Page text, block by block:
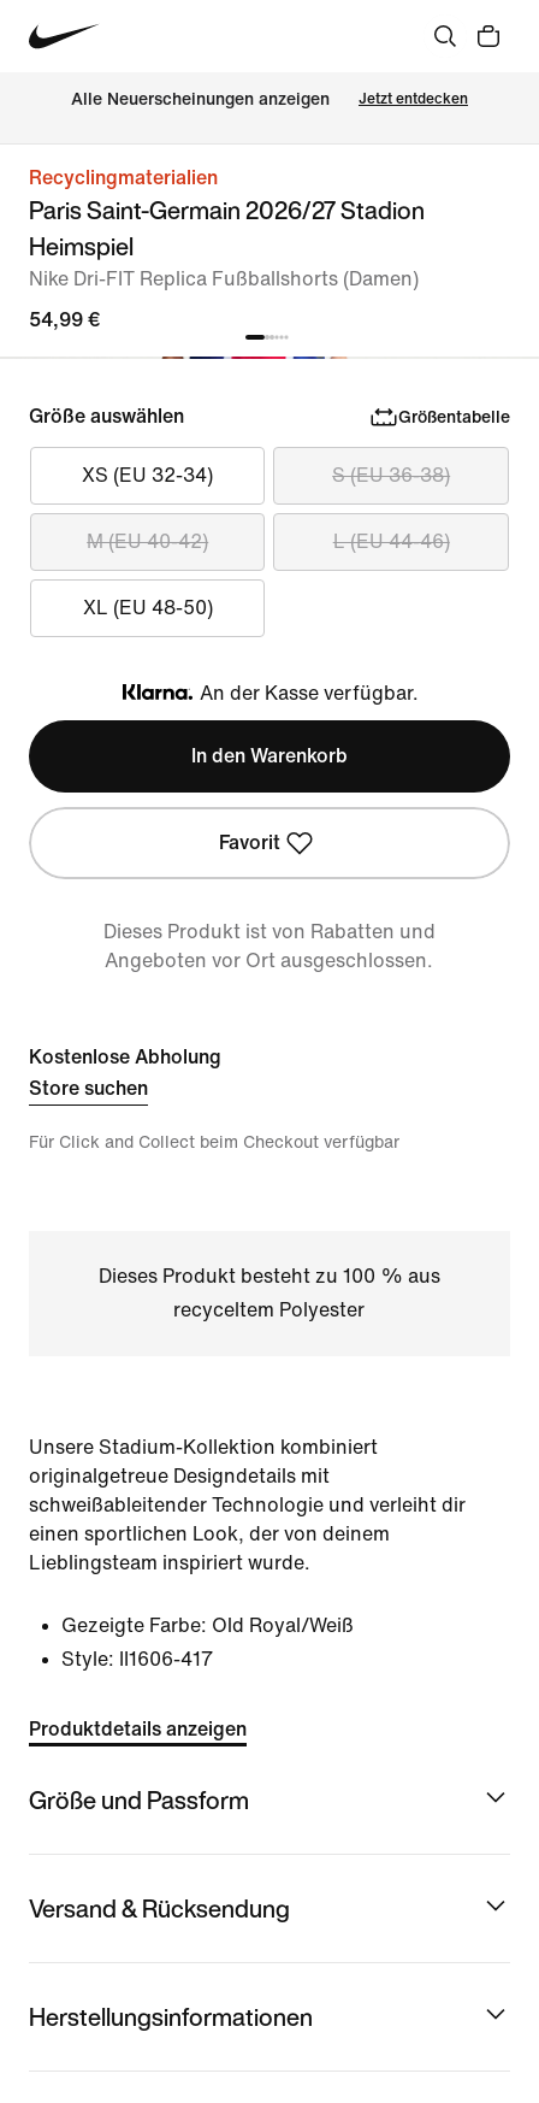
Alle Neuerscheinungen anzeigen Jetzt entdecken
Recyclingmaterialien
Paris Saint-Germain 2026/27 Stadion
Heimspiel
Nike Dri-FIT Replica Fußballshorts (Damen)
54,99 €
Größe auswählen Größentabelle
XS (EU 32-34) S (EU 36-38)
M (EU 40-42) L (EU 44-46)
XL (EU 48-50)
Klarna
An der Kasse verfügbar.
In den Warenkorb
Favorit
Dieses Produkt ist von Rabatten und
Angeboten vor Ort ausgeschlossen.
Kostenlose Abholung
Store suchen
Für Click and Collect beim Checkout verfügbar
Dieses Produkt besteht zu 100 % aus
recyceltem Polyester
Unsere Stadium-Kollektion kombiniert
originalgetreue Designdetails mit
schweißableitender Technologie und verleiht dir
einen sportlichen Look, der von deinem
Lieblingsteam inspiriert wurde.
Gezeigte Farbe: Old Royal/Weiß
Style:
II1606-417
Produktdetails anzeigen
Größe und Passform
Versand & Rücksendung
Herstellungsinformationen